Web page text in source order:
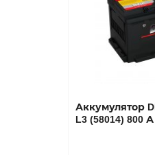
Аккумулятор
L3 (58014) 800